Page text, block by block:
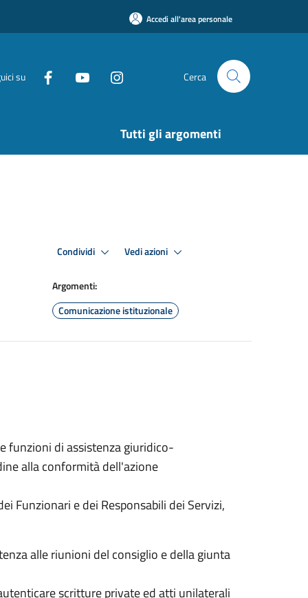
Accedi all'area personale
su Cerca
Tutti gli argomenti
Condividi Vedi azioni
Argomenti:
Comunicazione istituzionale
funzioni di assistenza giuridico-
alla conformità dell'azione
Funzionari e dei Responsabili dei Servizi,
alle riunioni del consiglio e della giunta
scritture private ed atti unilaterali